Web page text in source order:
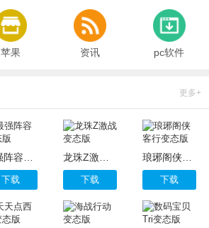
苹果 资讯 pc软件
更多+
下载 下载
琅琊阁侠客行变态版
下载